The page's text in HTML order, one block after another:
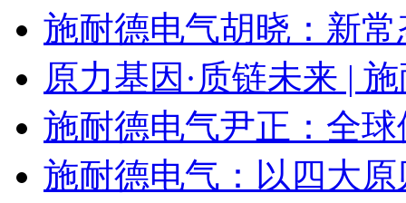
施耐德电气胡晓：新
原力基因·质链未来 |
施耐德电气尹正：全
施耐德电气：以四大